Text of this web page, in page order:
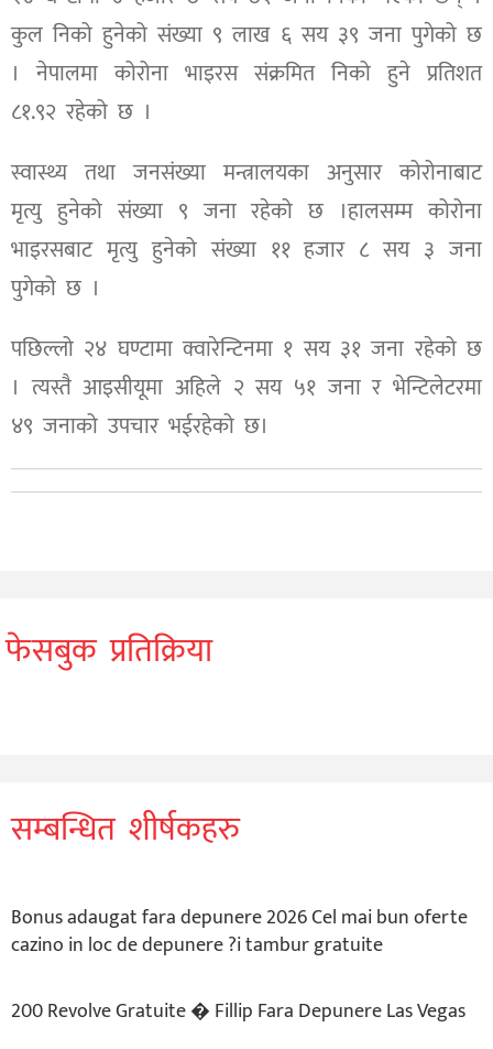
कुल निको हुनेको संख्या ९ लाख ६ सय ३९ जना पुगेको छ
। नेपालमा कोरोना भाइरस संक्रमित निको हुने प्रतिशत
८१.९२ रहेको छ ।
स्वास्थ्य तथा जनसंख्या मन्त्रालयका अनुसार कोरोनाबाट
मृत्यु हुनेको संख्या ९ जना रहेको छ ।हालसम्म कोरोना
भाइरसबाट मृत्यु हुनेको संख्या ११ हजार ८ सय ३ जना
पुगेको छ ।
पछिल्लो २४ घण्टामा क्वारेन्टिनमा १ सय ३१ जना रहेको छ
। त्यस्तै आइसीयूमा अहिले २ सय ५१ जना र भेन्टिलेटरमा
४९ जनाको उपचार भईरहेको छ।
फेसबुक प्रतिक्रिया
सम्बन्धित शीर्षकहरु
Bonus adaugat fara depunere 2026 Cel mai bun oferte
cazino in loc de depunere ?i tambur gratuite
200 Revolve Gratuite � Fillip Fara Depunere Las Vegas